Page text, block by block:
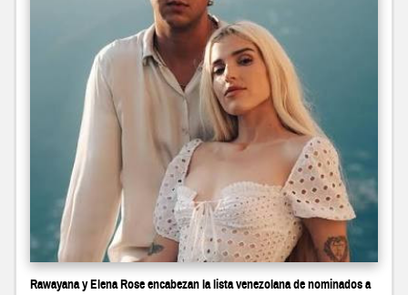
Rawayana y Elena Rose encabezan la lista venezolana de nominados a